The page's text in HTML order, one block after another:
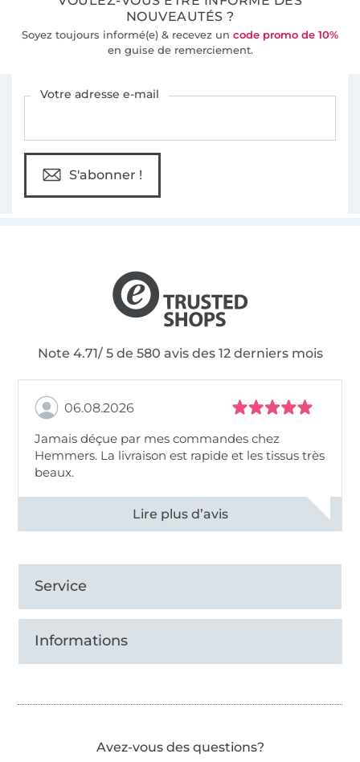
NOUVEAUTÉS ?
Soyez toujours informé(e) & recevez un code promo de 10%
en guise de remerciement.
Votre adresse e-mail
S'abonner !
Note 4.71/ 5 de 580 avis des 12 derniers mois
06.08.2026
Jamais déçue par mes commandes chez
Hemmers. La livraison est rapide et les tissus très
beaux.
Voir tous les 11496 commentaires
Service
Informations
Avez-vous des questions?